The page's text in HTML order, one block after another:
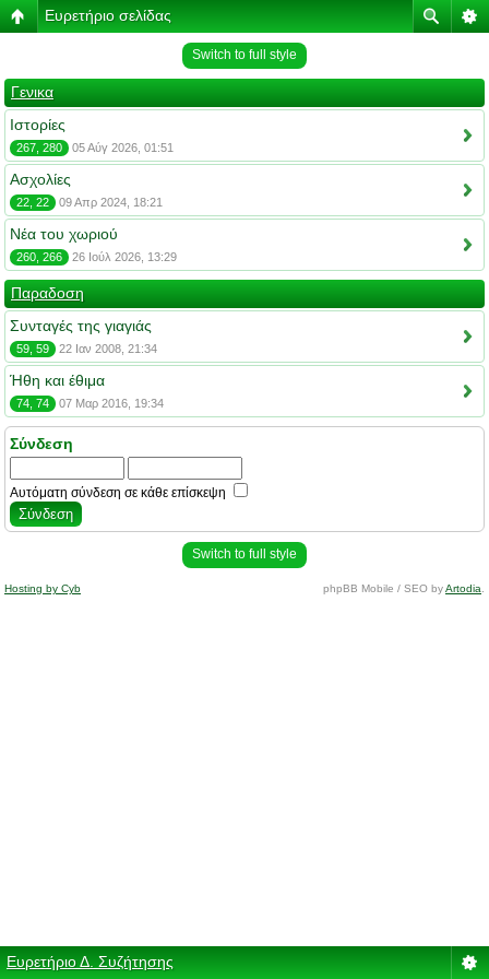
Ευρετήριο σελίδας
Switch to full style
Γενικα
Ιστορίες
267, 280 05 Αύγ 2026, 01:51
Ασχολίες
22, 22 09 Απρ 2024, 18:21
Νέα του χωριού
260, 266 26 Ιούλ 2026, 13:29
Παραδοση
Συνταγές της γιαγιάς
59, 59 22 Ιαν 2008, 21:34
Ήθη και έθιμα
74, 74 07 Μαρ 2016, 19:34
Σύνδεση
Αυτόματη σύνδεση σε κάθε επίσκεψη
Switch to full style
Hosting by Cyb phpBB Mobile / SEO byArtodia
Ευρετήριο Δ. Συζήτησης